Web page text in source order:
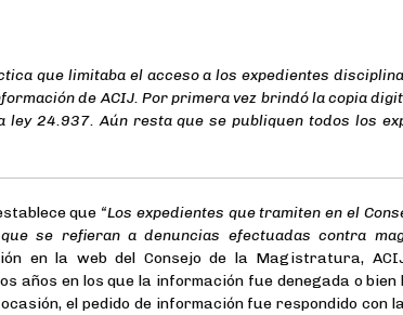
que limitaba el acceso a los expedientes
de ACIJ. Por primera vez brindó la copia
ley 24.937. Aún resta que se publiquen todos los
que “Los expedientes que tramiten en el
se refieran a denuncias efectuadas contra
en la web del Consejo de la Magistratura,
años en los que la información fue denegada o
el pedido de información fue respondido con